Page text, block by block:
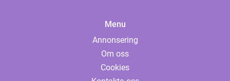
Menu
Annonsering
Om oss
Cookies